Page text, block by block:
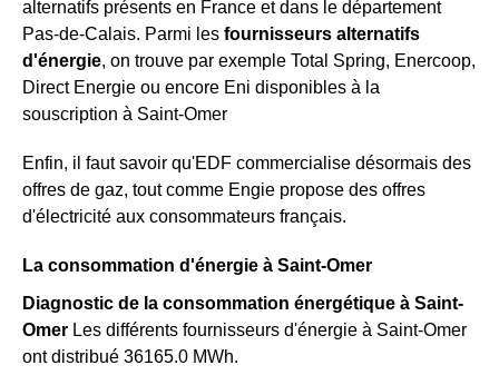
alternatifs présents en France et dans le département
Pas-de-Calais. Parmi les fournisseurs alternatifs
d'énergie, on trouve par exemple Total Spring, Enercoop,
Direct Energie ou encore Eni disponibles à la
souscription à Saint-Omer
Enfin, il faut savoir qu'EDF commercialise désormais des
offres de gaz, tout comme Engie propose des offres
d'électricité aux consommateurs français.
La consommation d'énergie à Saint-Omer
Diagnostic de la consommation énergétique à Saint-
Omer Les différents fournisseurs d'énergie à Saint-Omer
ont distribué 36165.0 MWh.